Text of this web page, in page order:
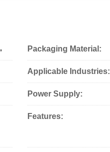
Packaging Material:
Applicable Industries:
Power Supply:
Features: